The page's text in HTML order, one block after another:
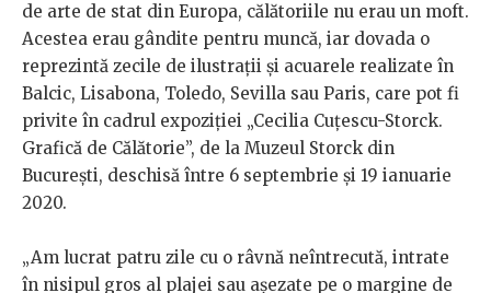
de arte de stat din Europa, călătoriile nu erau un moft.
Acestea erau gândite pentru muncă, iar dovada o
reprezintă zecile de ilustrații și acuarele realizate în
Balcic, Lisabona, Toledo, Sevilla sau Paris, care pot fi
privite în cadrul expoziției „Cecilia Cuțescu-Storck.
Grafică de Călătorie”, de la Muzeul Storck din
București, deschisă între 6 septembrie și 19 ianuarie
2020.
„Am lucrat patru zile cu o râvnă neîntrecută, intrate
în nisipul gros al plajei sau așezate pe o margine de